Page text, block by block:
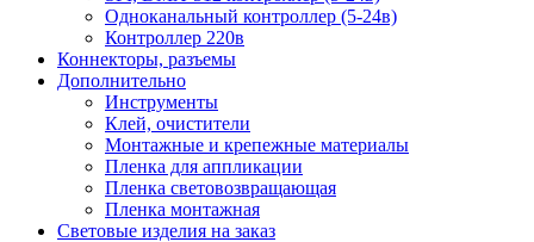
Одноканальный контроллер (5-24в)
Контроллер 220в
Коннекторы, разъемы
Дополнительно
Инструменты
Клей, очистители
Монтажные и крепежные материалы
Пленка для аппликации
Пленка световозвращающая
Пленка монтажная
Световые изделия на заказ